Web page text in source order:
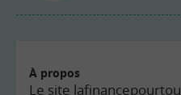
À propos
Le site